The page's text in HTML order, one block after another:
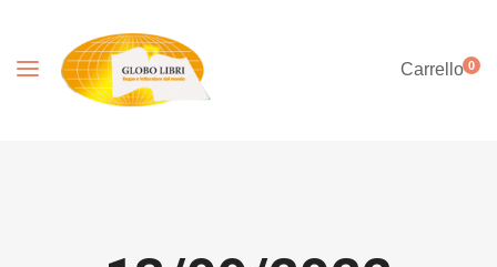
Carrello0